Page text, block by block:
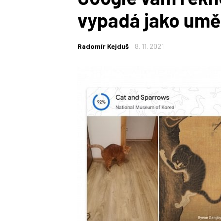
vypadá jako
Radomír Kejduš 8. 11. 2021